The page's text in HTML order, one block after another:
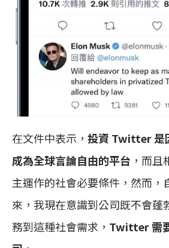
在文件中表示， 投資 Twitter 是
成為全球言論自由的平台 ，而
主運作的社會必要條件，然而，
來，我現在意識到公司既不會蓬
務到這種社會需求， Twitter 需